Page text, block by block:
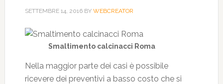
SETTEMBRE 14, 2016BY WEBCREATOR
Smaltimento calcinacci Roma
Nella maggior parte dei casi è possibile
ricevere dei preventivi a basso costo che si